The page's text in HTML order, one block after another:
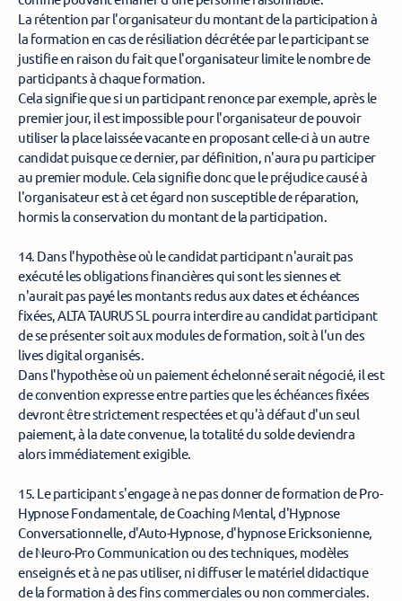
La rétention par l'organisateur du montant de la participation à
la formation en cas de résiliation décrétée par le participant se
justifie en raison du fait que l'organisateur limite le nombre de
participants à chaque formation.
Cela signifie que si un participant renonce par exemple, après le
premier jour, il est impossible pour l'organisateur de pouvoir
utiliser la place laissée vacante en proposant celle-ci à un autre
candidat puisque ce dernier, par définition, n'aura pu participer
au premier module. Cela signifie donc que le préjudice causé à
l'organisateur est à cet égard non susceptible de réparation,
hormis la conservation du montant de la participation.
14. Dans l'hypothèse où le candidat participant n'aurait pas
exécuté les obligations financières qui sont les siennes et
n'aurait pas payé les montants redus aux dates et échéances
fixées, ALTA TAURUS SL pourra interdire au candidat participant
de se présenter soit aux modules de formation, soit à l'un des
lives digital organisés.
Dans l'hypothèse où un paiement échelonné serait négocié, il est
de convention expresse entre parties que les échéances fixées
devront être strictement respectées et qu'à défaut d'un seul
paiement, à la date convenue, la totalité du solde deviendra
alors immédiatement exigible.
15. Le participant s'engage à ne pas donner de formation de Pro-
Hypnose Fondamentale, de Coaching Mental, d'Hypnose
Conversationnelle, d'Auto-Hypnose, d'hypnose Ericksonienne,
de Neuro-Pro Communication ou des techniques, modèles
enseignés et à ne pas utiliser, ni diffuser le matériel didactique
de la formation à des fins commerciales ou non commerciales.